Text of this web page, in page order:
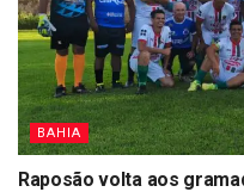
BAHIA
Raposão volta aos